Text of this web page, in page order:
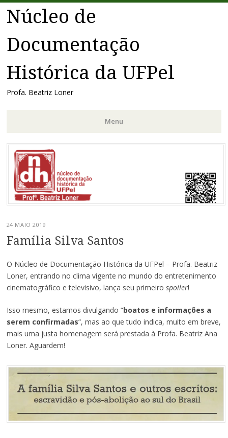
Núcleo de
Documentação
Histórica da UFPel
Profa. Beatriz Loner
Menu
Pular
para
conteúdo
24 MAIO 2019
Família Silva Santos
O Núcleo de Documentação Histórica da UFPel – Profa. Beatriz
Loner, entrando no clima vigente no mundo do entretenimento
cinematográfico e televisivo, lança seu primeiro spoiler!
Isso mesmo, estamos divulgando “boatos e informações a
serem confirmadas“, mas ao que tudo indica, muito em breve,
mais uma justa homenagem será prestada à Profa. Beatriz Ana
Loner. Aguardem!